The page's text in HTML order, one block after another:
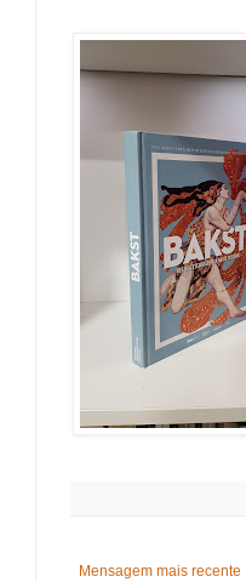
Mensagem mais recente